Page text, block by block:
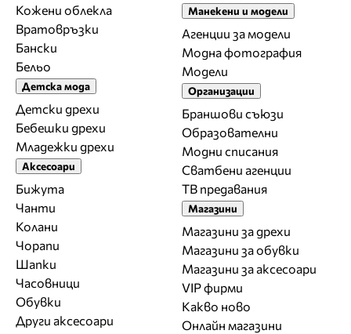
Кожени облекла
Вратовръзки
Бански
Бельо
Детска мода
Детски дрехи
Бебешки дрехи
Младежки дрехи
Аксесоари
Бижута
Чанти
Колани
Чорапи
Шапки
Часовници
Обувки
Други аксесоари
Манекени и модели
Агенции за модели
Модна фотография
Модели
Организации
Браншови съюзи
Образователни
Модни списания
Сватбени агенции
ТВ предавания
Магазини
Магазини за дрехи
Магазини за обувки
Магазини за aксесоари
VIP фирми
Какво ново
Онлайн магазини